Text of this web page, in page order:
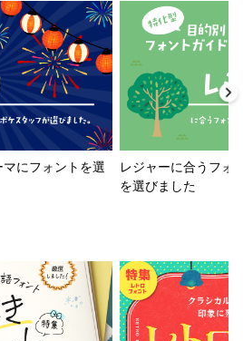
にフォントを選
レジャーに合うフォ
を選びました